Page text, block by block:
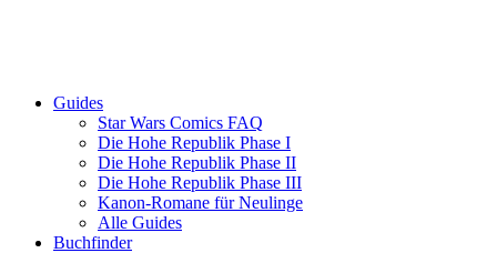
Guides
Star Wars Comics FAQ
Die Hohe Republik Phase I
Die Hohe Republik Phase II
Die Hohe Republik Phase III
Kanon-Romane für Neulinge
Alle Guides
Buchfinder